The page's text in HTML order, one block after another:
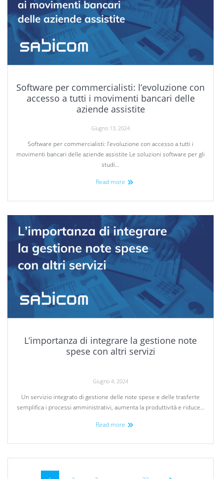
Software per commercialisti: l’evoluzione con
accesso a tutti i movimenti bancari delle
aziende assistite
Giugno 13, 2024
Software per commercialisti: l’evoluzione con accesso a tutti i
movimenti bancari delle aziende assistite Le soluzioni software per gli
studi…
Read more
L’importanza di integrare la gestione note
spese con altri servizi
Giugno 4, 2024
Un servizio integrato di gestione delle note spese e delle trasferte
semplifica i processi amministrativi, aumenta la produttività e riduce…
Read more